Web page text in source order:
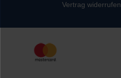
Vertrag widerrufen